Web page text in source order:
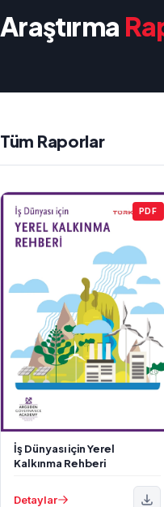
Araştırma
Tüm Raporlar
PDF
İş Dünyası için Yerel
Kalkınma Rehberi
Detaylar